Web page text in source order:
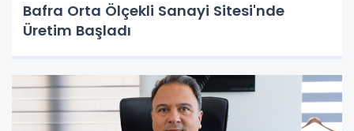
Bafra Orta Ölçekli Sanayi Sitesi'nde
Üretim Başladı